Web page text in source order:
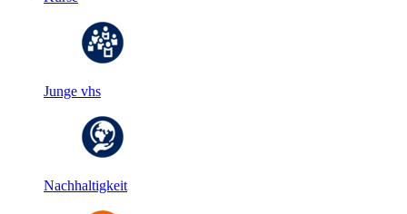
Junge vhs
Nachhaltigkeit